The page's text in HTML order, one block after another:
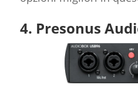
4. Presonus